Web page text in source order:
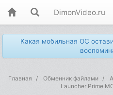
DimonVideo.ru
Какая мобильная ОС
Главная Обменник файлами
Launcher Prime